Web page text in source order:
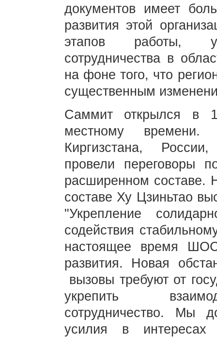
документов имеет
развития этой
этапов работы,
сотрудничества в
на фоне того, что
существенным
Саммит открылся в
местному времени.
Киргизстана,
провели переговоры
расширенном составе.
составе Ху Цзиньтао
"Укрепление
содействия
настоящее время
развития. Новая
вызовы требуют от
укрепить
сотрудничество. Мы
усилия в интересах